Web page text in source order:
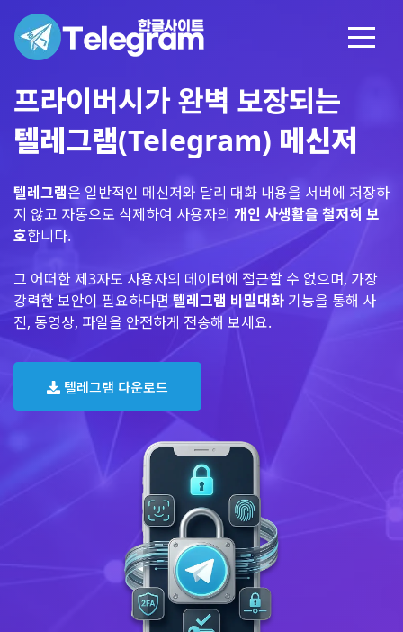
프라이버시가 완벽 보장되는
텔레그램(Telegram) 메신저
텔레그램은 일반적인 메신저와 달리 대화 내용을 서버에 저장하
지 않고 자동으로 삭제하여 사용자의 개인 사생활을 철저히 보
호합니다.
그 어떠한 제3자도 사용자의 데이터에 접근할 수 없으며, 가장
강력한 보안이 필요하다면 텔레그램 비밀대화 기능을 통해 사
진, 동영상, 파일을 안전하게 전송해 보세요.
텔레그램 다운로드